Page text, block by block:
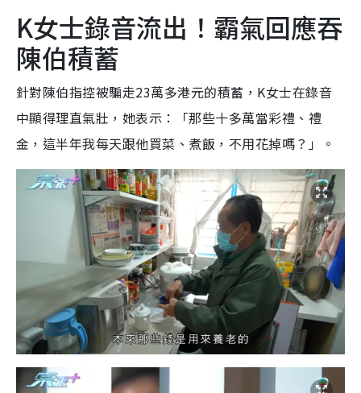
K女士錄音流出！霸氣回應吞
陳伯積蓄
針對陳伯指控被騙走23萬多港元的積蓄，K女士在錄音
中顯得理直氣壯，她表示：「那些十多萬當彩禮、禮
金，這半年我每天跟他買菜、煮飯，不用花掉嗎？」。